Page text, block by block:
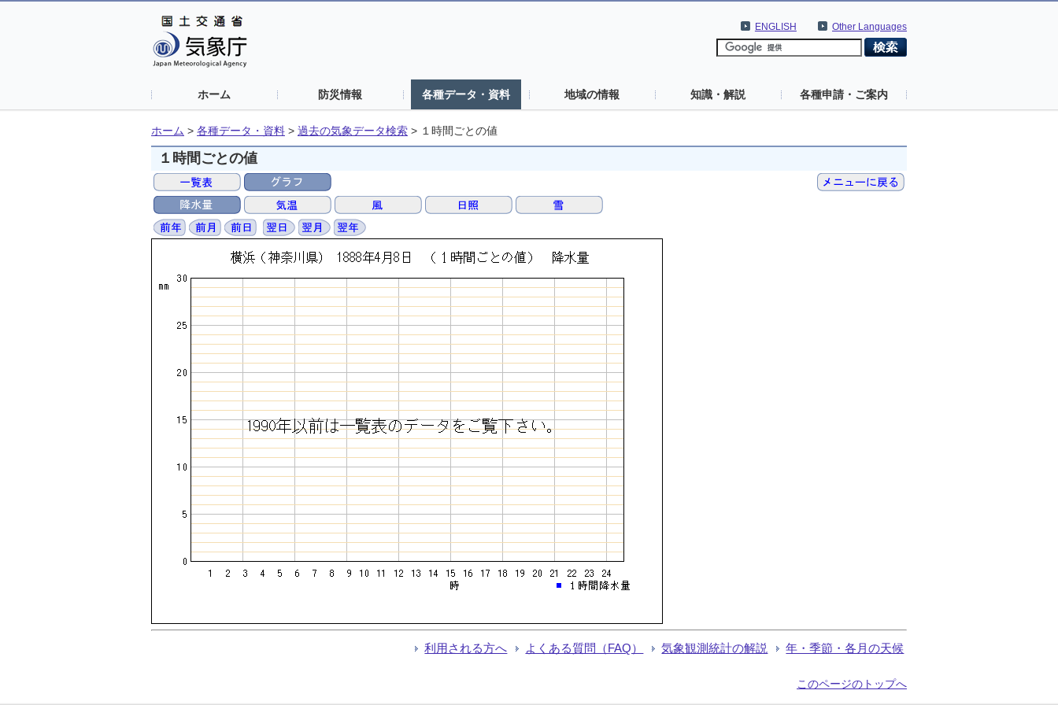
Other Languages
ENGLISH
ホーム 防災情報 各種データ・資料 地域の情報 知識・解説 各種申請・ご案内
ホーム > 各種データ・資料 > 過去の気象データ検索 > １時間ごとの値
１時間ごとの値
利用される方へ よくある質問（FAQ） 気象観測統計の解説 年・季節・各月の天候
このページのトップへ